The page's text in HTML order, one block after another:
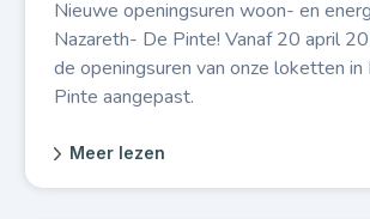
Nieuwe openingsuren woon- en
Nazareth- De Pinte! Vanaf 20 april
de openingsuren van onze loketten
Pinte aangepast.
Meer lezen